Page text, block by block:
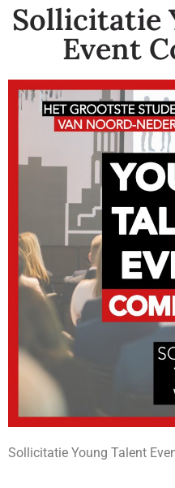
Sollicitatie
Event
Sollicitatie Young Talent